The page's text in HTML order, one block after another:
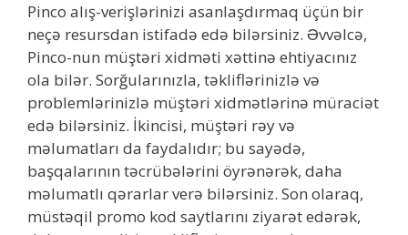
Pinco alış-verişlərinizi asanlaşdırmaq üçün bir
neçə resursdan istifadə edə bilərsiniz. Əvvəlcə,
Pinco-nun müştəri xidməti xəttinə ehtiyacınız
ola bilər. Sorğularınızla, təkliflərinizlə və
problemlərinizlə müştəri xidmətlərinə müraciət
edə bilərsiniz. İkincisi, müştəri rəy və
məlumatları da faydalıdır; bu sayədə,
başqalarının təcrübələrini öyrənərək, daha
məlumatlı qərarlar verə bilərsiniz. Son olaraq,
müstəqil promo kod saytlarını ziyarət edərək,